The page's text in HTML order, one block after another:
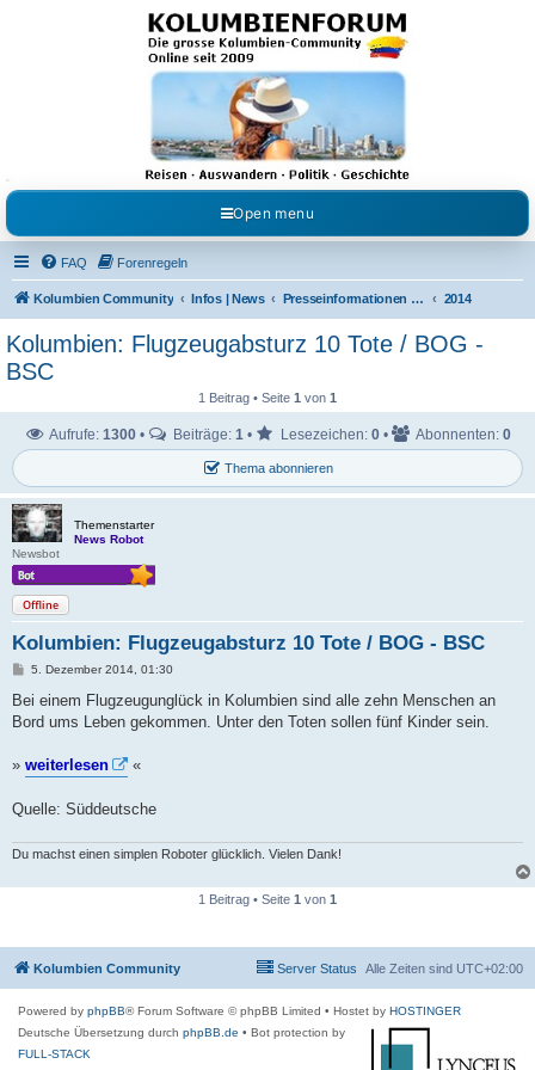
Kolumbienforum - Das
grosse Forum der
Freunde Kolumbiens
Reisen, Auswandern, Kultur, Politik, Geschichte und Visum in Kolumbien und Venezuela.
Austausch, Erfahrungen und Gemeinschaft im Kolumbienforum
Open menu
FAQ Forenregeln
Kolumbien Community Infos | News Presseinformationen & Neuigkeiten 2014
Kolumbien: Flugzeugabsturz 10 Tote / BOG -
BSC
1 Beitrag • Seite 1 von 1
Thema abonnieren
Aufrufe: 1300• Beiträge: 1 • Lesezeichen: 0• Abonnenten: 0
Themenstarter
News Robot
Newsbot
Offline
Kolumbien: Flugzeugabsturz 10 Tote / BOG - BSC
B
i
r
5. Dezember 2014, 01:30
Bei einem Flugzeugunglück in Kolumbien sind alle zehn Menschen an
Bord ums Leben gekommen. Unter den Toten sollen fünf Kinder sein.
» weiterlesen «
Quelle: Süddeutsche
Du machst einen simplen Roboter glücklich. Vielen Dank!
1 Beitrag • Seite 1 von 1
Kolumbien Community Alle Zeiten sind UTC+02:00
Server Status
Powered by phpBB® Forum Software © phpBB Limited • Hostet by HOSTINGER
Deutsche Übersetzung durch phpBB.de • Bot protection by
FULL-STACK